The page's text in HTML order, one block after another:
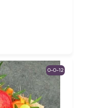
0-0-12